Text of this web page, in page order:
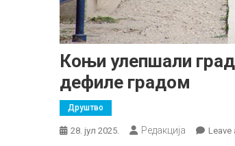
Коњи улепшали
дефиле градом
Друштво
28. јул 2025. Редакција Leave